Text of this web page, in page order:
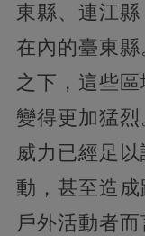
東縣、連江
在內的臺東
之下，這些
變得更加猛
威力已經足
動，甚至造
戶外活動者